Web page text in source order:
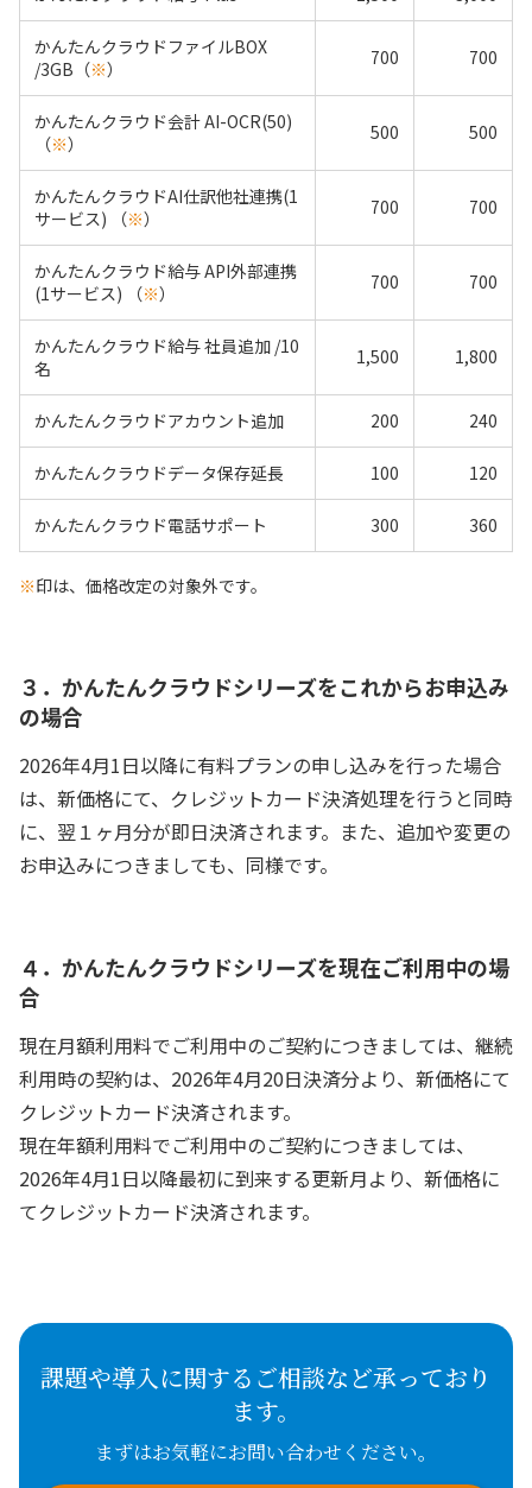
かんたんクラウドファイルBOX
/3GB（※） 700 700
かんたんクラウド会計 AI-OCR(50)
（※） 500 500
かんたんクラウドAI仕訳他社連携(1
サービス) （※） 700 700
かんたんクラウド給与 API外部連携
(1サービス) （※） 700 700
かんたんクラウド給与 社員追加 /10
名
1,500 1,800
かんたんクラウドアカウント追加 200 240
かんたんクラウドデータ保存延長 100 120
かんたんクラウド電話サポート 300 360
※印は、価格改定の対象外です。
３．かんたんクラウドシリーズをこれからお申込み
の場合
2026年4月1日以降に有料プランの申し込みを行った場合
は、新価格にて、クレジットカード決済処理を行うと同時
に、翌１ヶ月分が即日決済されます。また、追加や変更の
お申込みにつきましても、同様です。
４．かんたんクラウドシリーズを現在ご利用中の場
合
現在月額利用料でご利用中のご契約につきましては、継続
利用時の契約は、2026年4月20日決済分より、新価格にて
クレジットカード決済されます。
現在年額利用料でご利用中のご契約につきましては、
2026年4月1日以降最初に到来する更新月より、新価格に
てクレジットカード決済されます。
課題や導入に関するご相談など承っており
ます。
まずはお気軽にお問い合わせください。